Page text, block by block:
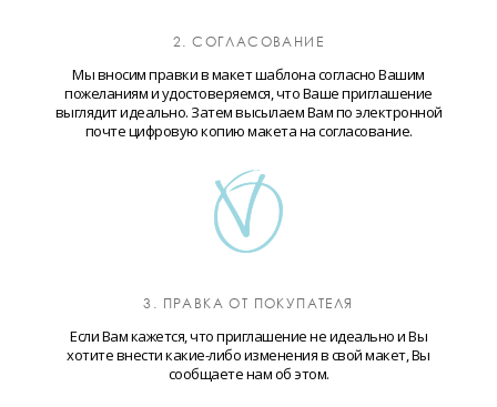
2. СОГЛАСОВАНИЕ
Мы вносим правки в макет шаблона согласно Вашим
пожеланиям и удостоверяемся, что Ваше приглашение
выглядит идеально. Затем высылаем Вам по электронной
почте цифровую копию макета на согласование.
3. ПРАВКА ОТ ПОКУПАТЕЛЯ
Если Вам кажется, что приглашение не идеально и Вы
хотите внести какие-либо изменения в свой макет, Вы
сообщаете нам об этом.